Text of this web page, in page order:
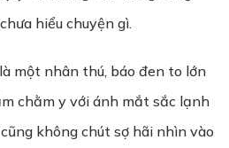
hiểu chuyện gì.
một nhân thú, báo đen to lớn
chằm y với ánh mắt sắc lạnh
không chút sợ hãi nhìn vào